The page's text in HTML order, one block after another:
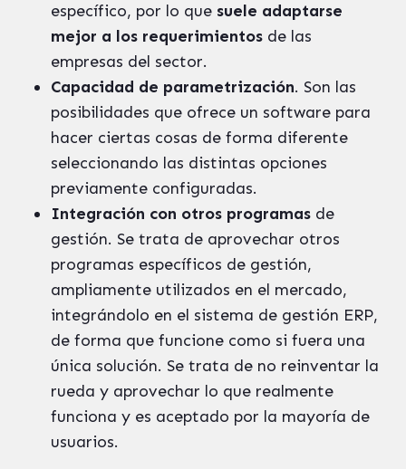
específico, por lo que suele adaptarse
mejor a los requerimientos de las
empresas del sector.
Capacidad de parametrización. Son las
posibilidades que ofrece un software para
hacer ciertas cosas de forma diferente
seleccionando las distintas opciones
previamente configuradas.
Integración con otros programas de
gestión. Se trata de aprovechar otros
programas específicos de gestión,
ampliamente utilizados en el mercado,
integrándolo en el sistema de gestión ERP,
de forma que funcione como si fuera una
única solución. Se trata de no reinventar la
rueda y aprovechar lo que realmente
funciona y es aceptado por la mayoría de
usuarios.